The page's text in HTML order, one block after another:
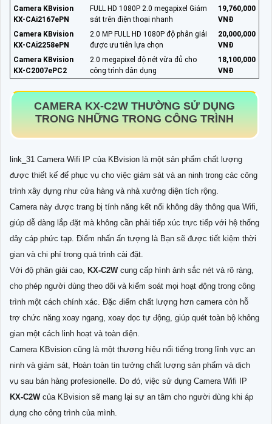
Camera KBvision
KX-CAi2167ePN
FULL HD 1080P 2.0 megapixel Giám
sát trên điện thoại nhanh
19,760,000
VNĐ
Camera KBvision
KX-CAi2258ePN
2.0 MP FULL HD 1080P độ phân giải
được ưu tiên lựa chọn
20,000,000
VNĐ
Camera KBvision
KX-C2007ePC2
2.0 megapixel độ nét vừa đủ cho
công trình dân dụng
18,100,000
VNĐ
CAMERA KX-C2W THƯỜNG SỬ DỤNG
TRONG NHỮNG TRONG CÔNG TRÌNH
link_31 Camera Wifi IP của KBvision là một sản phẩm chất lượng
được thiết kế để phục vụ cho việc giám sát và an ninh trong các công
trình xây dựng như cửa hàng và nhà xưởng diện tích rộng.
Camera này được trang bị tính năng kết nối không dây thông qua Wifi,
giúp dễ dàng lắp đặt mà không cần phải tiếp xúc trực tiếp với hệ thống
dây cáp phức tạp. Điểm nhấn ấn tượng là Bạn sẽ được tiết kiệm thời
gian và chi phí trong quá trình cài đặt.
Với độ phân giải cao,
KX-C2W cung cấp hình ảnh sắc nét và rõ ràng,
cho phép người dùng theo dõi và kiểm soát mọi hoạt động trong công
trình một cách chính xác. Đặc điểm chất lượng hơn camera còn hỗ
trợ chức năng xoay ngang, xoay dọc tự động, giúp quét toàn bộ không
gian một cách linh hoạt và toàn diện.
Camera KBvision cũng là một thương hiệu nổi tiếng trong lĩnh vực an
ninh và giám sát, Hoàn toàn tin tưởng chất lượng sản phẩm và dịch
vụ sau bán hàng profesionelle. Do đó, việc sử dụng Camera Wifi IP
KX-C2W của KBvision sẽ mang lại sự an tâm cho người dùng khi áp
dụng cho công trình của mình.